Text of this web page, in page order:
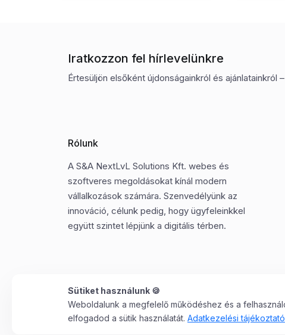
Iratkozzon fel hírlevelünkre
Értesüljön elsőként újdonságainkról és ajánlatainkról
Rólunk
A S&A NextLvL Solutions Kft. webes és
szoftveres megoldásokat kínál modern
vállalkozások számára. Szenvedélyünk az
innováció, célunk pedig, hogy ügyfeleinkkel
együtt szintet lépjünk a digitális térben.
©2025 Minden jog fenntartva. S&A NextLvL Solutions Kft.
Sütiket használunk 🍪
Weboldalunk a megfelelő működéshez és a
elfogadod a sütik használatát. Adatkezelési tájékoztató